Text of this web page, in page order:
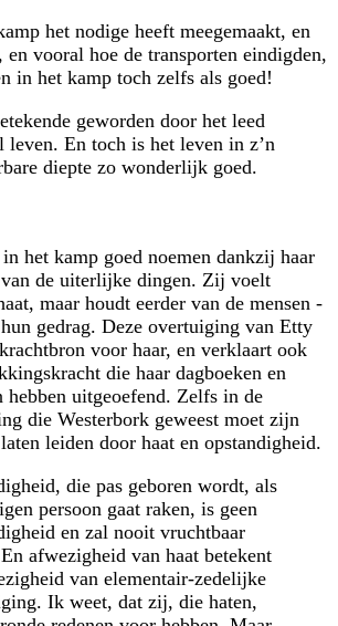
het nodige heeft meegemaakt, en
vooral hoe de transporten eindigden,
in het kamp toch zelfs als goed!
geworden door het leed
leven. En toch is het leven in z’n
diepte zo wonderlijk goed.
het kamp goed noemen dankzij haar
de uiterlijke dingen. Zij voelt
maar houdt eerder van de mensen -
gedrag. Deze overtuiging van Etty
voor haar, en verklaart ook
die haar dagboeken en
hebben uitgeoefend. Zelfs in de
die Westerbork geweest moet zijn
leiden door haat en opstandigheid.
die pas geboren wordt, als
persoon gaat raken, is geen
en zal nooit vruchtbaar
afwezigheid van haat betekent
van elementair-zedelijke
Ik weet, dat zij, die haten,